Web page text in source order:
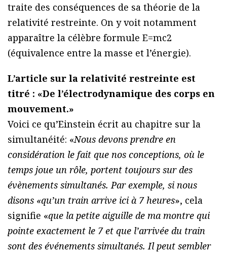
traite des conséquences de sa théorie de la
relativité restreinte. On y voit notamment
apparaître la célèbre formule E=mc2
(équivalence entre la masse et l’énergie).
L’article sur la relativité restreinte est
titré : «De l’électrodynamique des corps en
mouvement.»
Voici ce qu’Einstein écrit au chapitre sur la
simultanéité: «Nous devons prendre en
considération le fait que nos conceptions, où le
temps joue un rôle, portent toujours sur des
évènements simultanés. Par exemple, si nous
disons «qu’un train arrive ici à 7 heures», cela
signifie «que la petite aiguille de ma montre qui
pointe exactement le 7 et que l’arrivée du train
sont des événements simultanés. Il peut sembler